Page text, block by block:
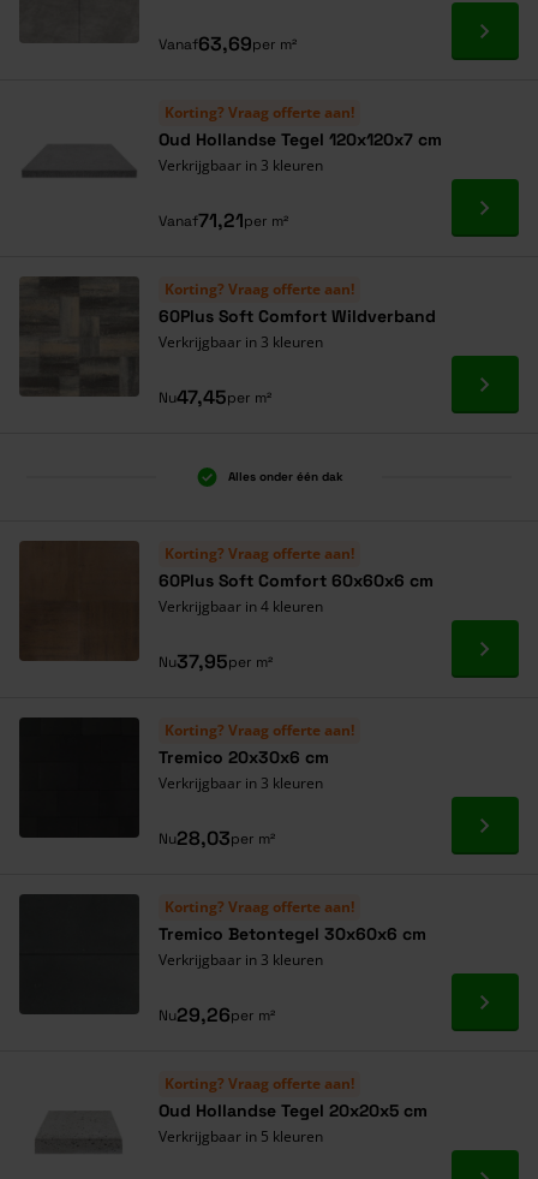
Vanaf63,69per m² Ga
Korting? Vraag offerte aan!
Oud Hollandse Tegel 120x120x7 cm
Verkrijgbaar in 3 kleuren
Vanaf71,21per m² Ga
Korting? Vraag offerte aan!
60Plus Soft Comfort Wildverband
Verkrijgbaar in 3 kleuren
Nu47,45per m² Ga
Alles onder één dak
Korting? Vraag offerte aan!
60Plus Soft Comfort 60x60x6 cm
Verkrijgbaar in 4 kleuren
Nu37,95per m² Ga
Korting? Vraag offerte aan!
Tremico 20x30x6 cm
Verkrijgbaar in 3 kleuren
Nu28,03per m² Ga
Korting? Vraag offerte aan!
Tremico Betontegel 30x60x6 cm
Verkrijgbaar in 3 kleuren
Nu29,26per m² Ga
Korting? Vraag offerte aan!
Oud Hollandse Tegel 20x20x5 cm
Verkrijgbaar in 5 kleuren